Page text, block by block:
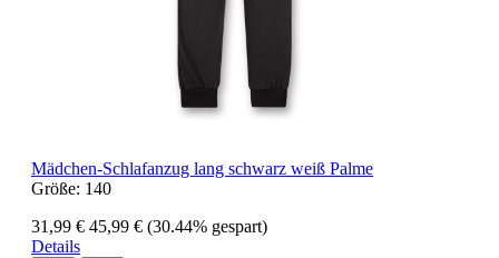
Mädchen-Schlafanzug lang schwarz weiß Palme
Größe: 140
31,99 € 45,99 € (30.44% gespart)
Details